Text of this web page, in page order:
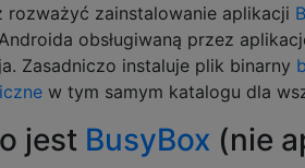
rozważyć zainstalowanie aplikacji
obsługiwaną przez
Zasadniczo instaluje plik binarny
w tym samym katalogu dla
jest BusyBox (nie